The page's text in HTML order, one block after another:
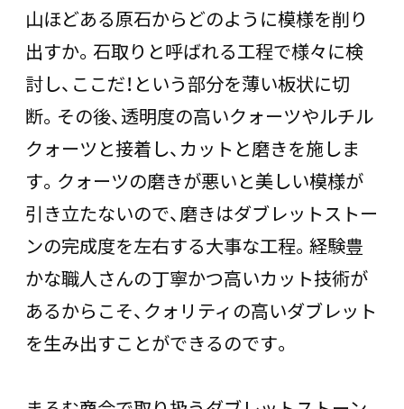
山ほどある原石からどのように模様を削り
出すか。石取りと呼ばれる工程で様々に検
討し、ここだ！という部分を薄い板状に切
断。その後、透明度の高いクォーツやルチル
クォーツと接着し、カットと磨きを施しま
す。クォーツの磨きが悪いと美しい模様が
引き立たないので、磨きはダブレットストー
ンの完成度を左右する大事な工程。経験豊
かな職人さんの丁寧かつ高いカット技術が
あるからこそ、クォリティの高いダブレット
を生み出すことができるのです。